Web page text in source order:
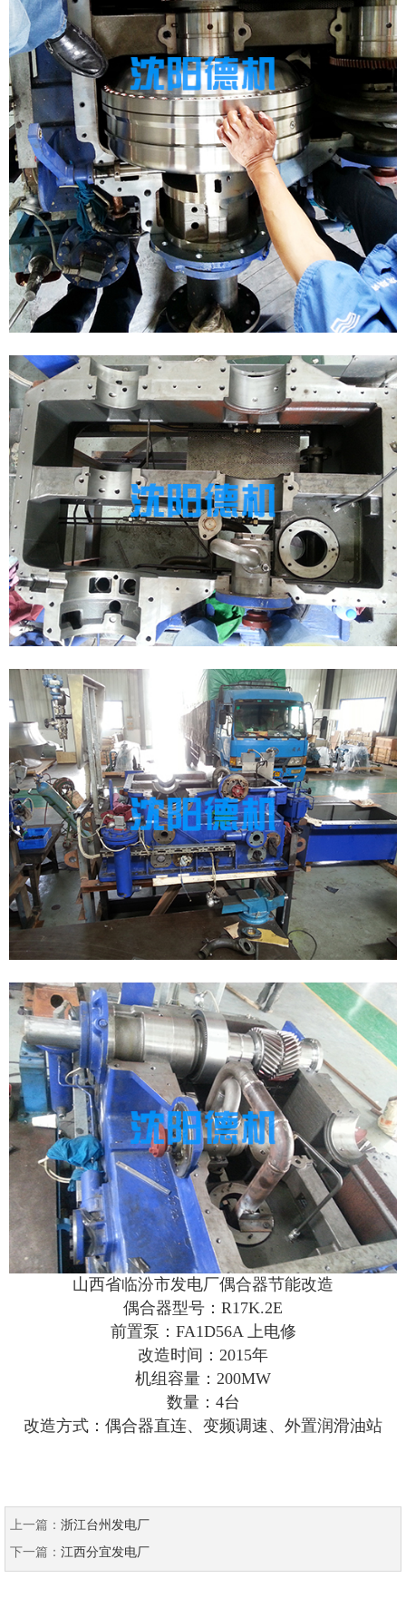
山西省临汾市发电厂偶合器节能改造
偶合器型号：R17K.2E
前置泵：FA1D56A 上电修
改造时间：2015年
机组容量：200MW
数量：4台
改造方式：偶合器直连、变频调速、外置润滑油站
上一篇： 浙江台州发电厂
下一篇： 江西分宜发电厂